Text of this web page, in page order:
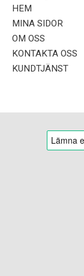
HEM
MINA SIDOR
OM OSS
KONTAKTA OSS
KUNDTJÄNST